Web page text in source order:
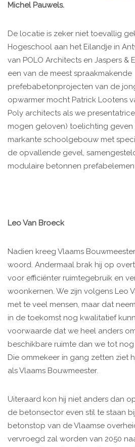
Michel Pauwels.
De locatie is zeker niet toevallig
Hogeschool aan het Eilandje in
van POLO Architects en Jaspers &
een van de meest spraakmakende
prefebabetonprojecten van de
opwarmer mocht Patrick Lootens
Poly architects als we
mogen geloven) toelichting
markante schoolgebouw met
de opvallende gevel,
modulaire betonnen
Leo Van Broeck
Nadien kreeg Vlaams
woord. Andermaal brak hij op
voor efficiënter ruimtegebruik en
woonkernen. We zijn volgens Leo
met te veel mensen, maar dat
in de toekomst nog kwalitatief
voorwaarde dat we heel anders
beschikbare ruimte dan we tot
Die ommekeer in gang zetten ziet
als Vlaams Bouwmeester.
Uiteraard kon hij niet anders dan
de betonsector even stil te staan
betonstop van de Vlaamse
vervroegd zal worden van 2050